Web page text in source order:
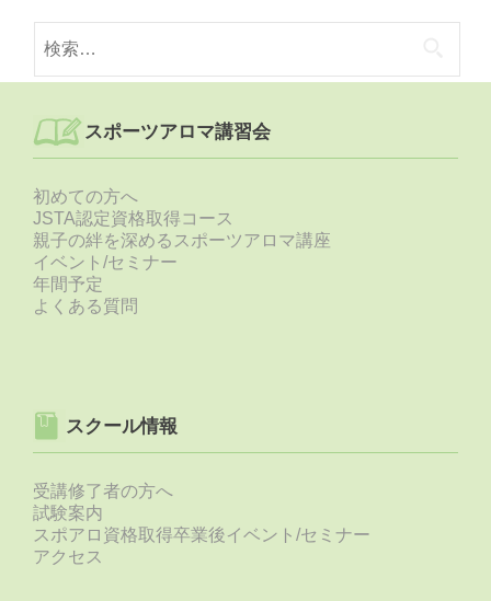
索:
スポーツアロマ講習会
初めての方へ
JSTA認定資格取得コース
親子の絆を深めるスポーツアロマ講座
イベント/セミナー
年間予定
よくある質問
スクール情報
受講修了者の方へ
試験案内
スポアロ資格取得卒業後イベント/セミナー
アクセス